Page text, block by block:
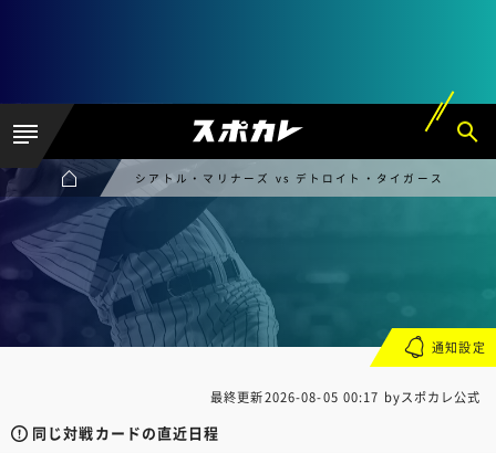
シアトル・マリナーズ vs デトロイト・タイガース
最終更新2026-08-05 00:17 byスポカレ公式
同じ対戦カードの直近日程
通知設定